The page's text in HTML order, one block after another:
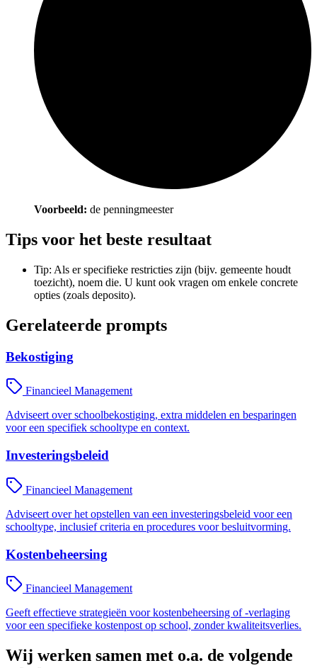
Voorbeeld: de penningmeester
Tips voor het beste resultaat
Tip: Als er specifieke restricties zijn (bijv. gemeente houdt
toezicht), noem die. U kunt ook vragen om enkele concrete
opties (zoals deposito).
Gerelateerde prompts
Bekostiging
Financieel Management
Adviseert over schoolbekostiging, extra middelen en besparingen
voor een specifiek schooltype en context.
Investeringsbeleid
Financieel Management
Adviseert over het opstellen van een investeringsbeleid voor een
schooltype, inclusief criteria en procedures voor besluitvorming.
Kostenbeheersing
Financieel Management
Geeft effectieve strategieën voor kostenbeheersing of -verlaging
voor een specifieke kostenpost op school, zonder kwaliteitsverlies.
Wij werken samen met o.a. de volgende